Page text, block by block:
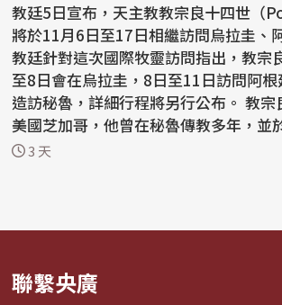
教廷5日宣布，天主教教宗良十四世（
將於11月6日至17日相繼訪問烏拉圭、
教廷針對這次國際牧靈訪問指出，教宗
至8日會在烏拉圭，8日至11日訪問阿
造訪秘魯，詳細行程將另行公布。 教宗良十四世出生於
美國芝加哥，他曾在秘魯傳教多年，並
國...3 天
聯繫央廣